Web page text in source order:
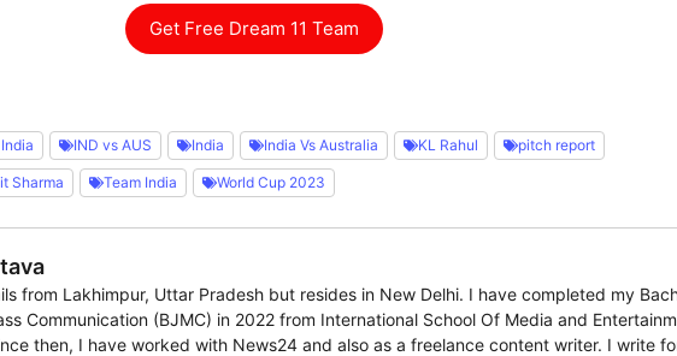
Get Free Dream 11 Team
IND vs AUS India India Vs Australia KL Rahul pitch report
Sharma Team India World Cup 2023
from Lakhimpur, Uttar Pradesh but resides in New Delhi. I have completed my
Communication (BJMC) in 2022 from International School Of Media and
then, I have worked with News24 and also as a freelance content writer. I write